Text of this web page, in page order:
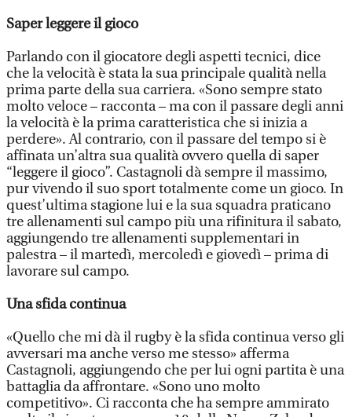
Saper leggere il gioco
Parlando con il giocatore degli aspetti tecnici, dice
che la velocità è stata la sua principale qualità nella
prima parte della sua carriera. «Sono sempre stato
molto veloce – racconta – ma con il passare degli anni
la velocità è la prima caratteristica che si inizia a
perdere». Al contrario, con il passare del tempo si è
affinata un’altra sua qualità ovvero quella di saper
“leggere il gioco”. Castagnoli dà sempre il massimo,
pur vivendo il suo sport totalmente come un gioco. In
quest’ultima stagione lui e la sua squadra praticano
tre allenamenti sul campo più una rifinitura il sabato,
aggiungendo tre allenamenti supplementari in
palestra – il martedì, mercoledì e giovedì – prima di
lavorare sul campo.
Una sfida continua
«Quello che mi dà il rugby è la sfida continua verso gli
avversari ma anche verso me stesso» afferma
Castagnoli, aggiungendo che per lui ogni partita è una
battaglia da affrontare. «Sono uno molto
competitivo». Ci racconta che ha sempre ammirato